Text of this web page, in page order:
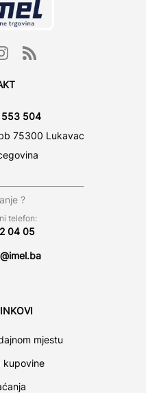
504
75300 Lukavac
?
telefon:
04 05
mjestu
kupovine